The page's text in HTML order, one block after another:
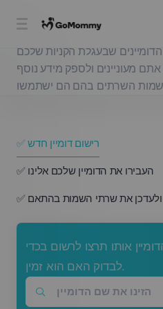
בחרו דומיין....
שבעגלת הקניות שלכם
מעוניינים ולספק מידע נוסף
שמות השרתים בהם הם ישתמשו
✅ רישום דומיין חדש
✅ העבירו את הדומיין שלכם אלינו
ולעדכן את שרתי השמות בהתאם
אותו תרצו לרשום בכדי
לבדוק האם הוא זמין.